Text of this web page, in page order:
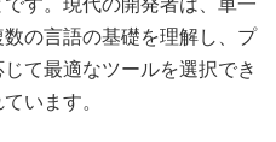
の言語の基礎を理解し、プ
て最適なツールを選択でき
います。